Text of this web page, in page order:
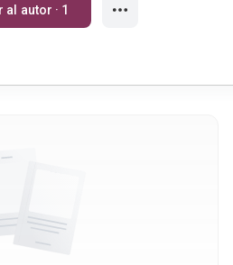
Seguir al autor · 1